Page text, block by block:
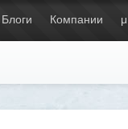
Блоги Компании μ